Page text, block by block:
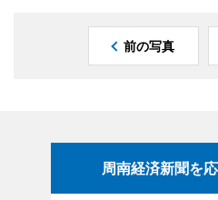
前の写真
周南経済新聞を